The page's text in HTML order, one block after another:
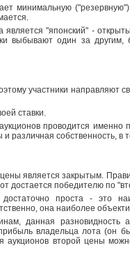
минимальную
является "японский" -
выбывают один за другим,
участники направляют
ставки.
проводится
различная собственность, в
является закрытым.
достается победителю по
проста - это
она наиболее
данная разновидность
владельца лота (он
аукционов второй цены